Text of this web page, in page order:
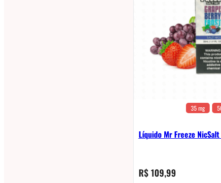
35 mg
Líquido Mr Freeze
R$109,99